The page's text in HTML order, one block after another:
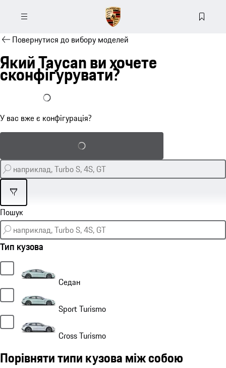
Повернутися до вибору моделей
Який Taycan ви хочете
сконфігурувати?
У мене вже є конфігурація
У вас вже є конфігурація?
Завантажити збережену конфігурацію
Фільтр
Тип кузова
Седан
Sport Turismo
Cross Turismo
Порівняти типи кузова між собою